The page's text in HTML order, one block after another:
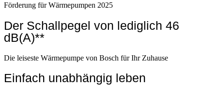
Förderung für Wärmepumpen 2025
Der Schallpegel von lediglich 46
dB(A)**
Die leiseste Wärmepumpe von Bosch für Ihr Zuhause
Einfach unabhängig leben